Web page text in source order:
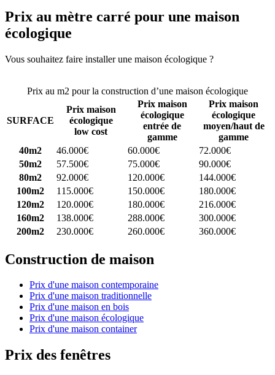
Prix au mètre carré pour une maison
écologique
Vous souhaitez faire installer une maison écologique ?
Prix au m2 pour la construction d’une maison écologique
SURFACE
Prix maison
écologique
low cost
Prix maison
écologique
entrée de
gamme
Prix maison
écologique
moyen/haut de
gamme
40m2
46.000€ 60.000€
72.000€
50m2
57.500€ 75.000€
90.000€
80m2
92.000€ 120.000€
144.000€
100m2
115.000€ 150.000€
180.000€
120m2
120.000€ 180.000€
216.000€
160m2
138.000€ 288.000€
300.000€
200m2
230.000€ 260.000€ 360.000€
Construction de maison
Prix d'une maison contemporaine
Prix d'une maison traditionnelle
Prix d'une maison en bois
Prix d'une maison écologique
Prix d'une maison container
Prix des fenêtres